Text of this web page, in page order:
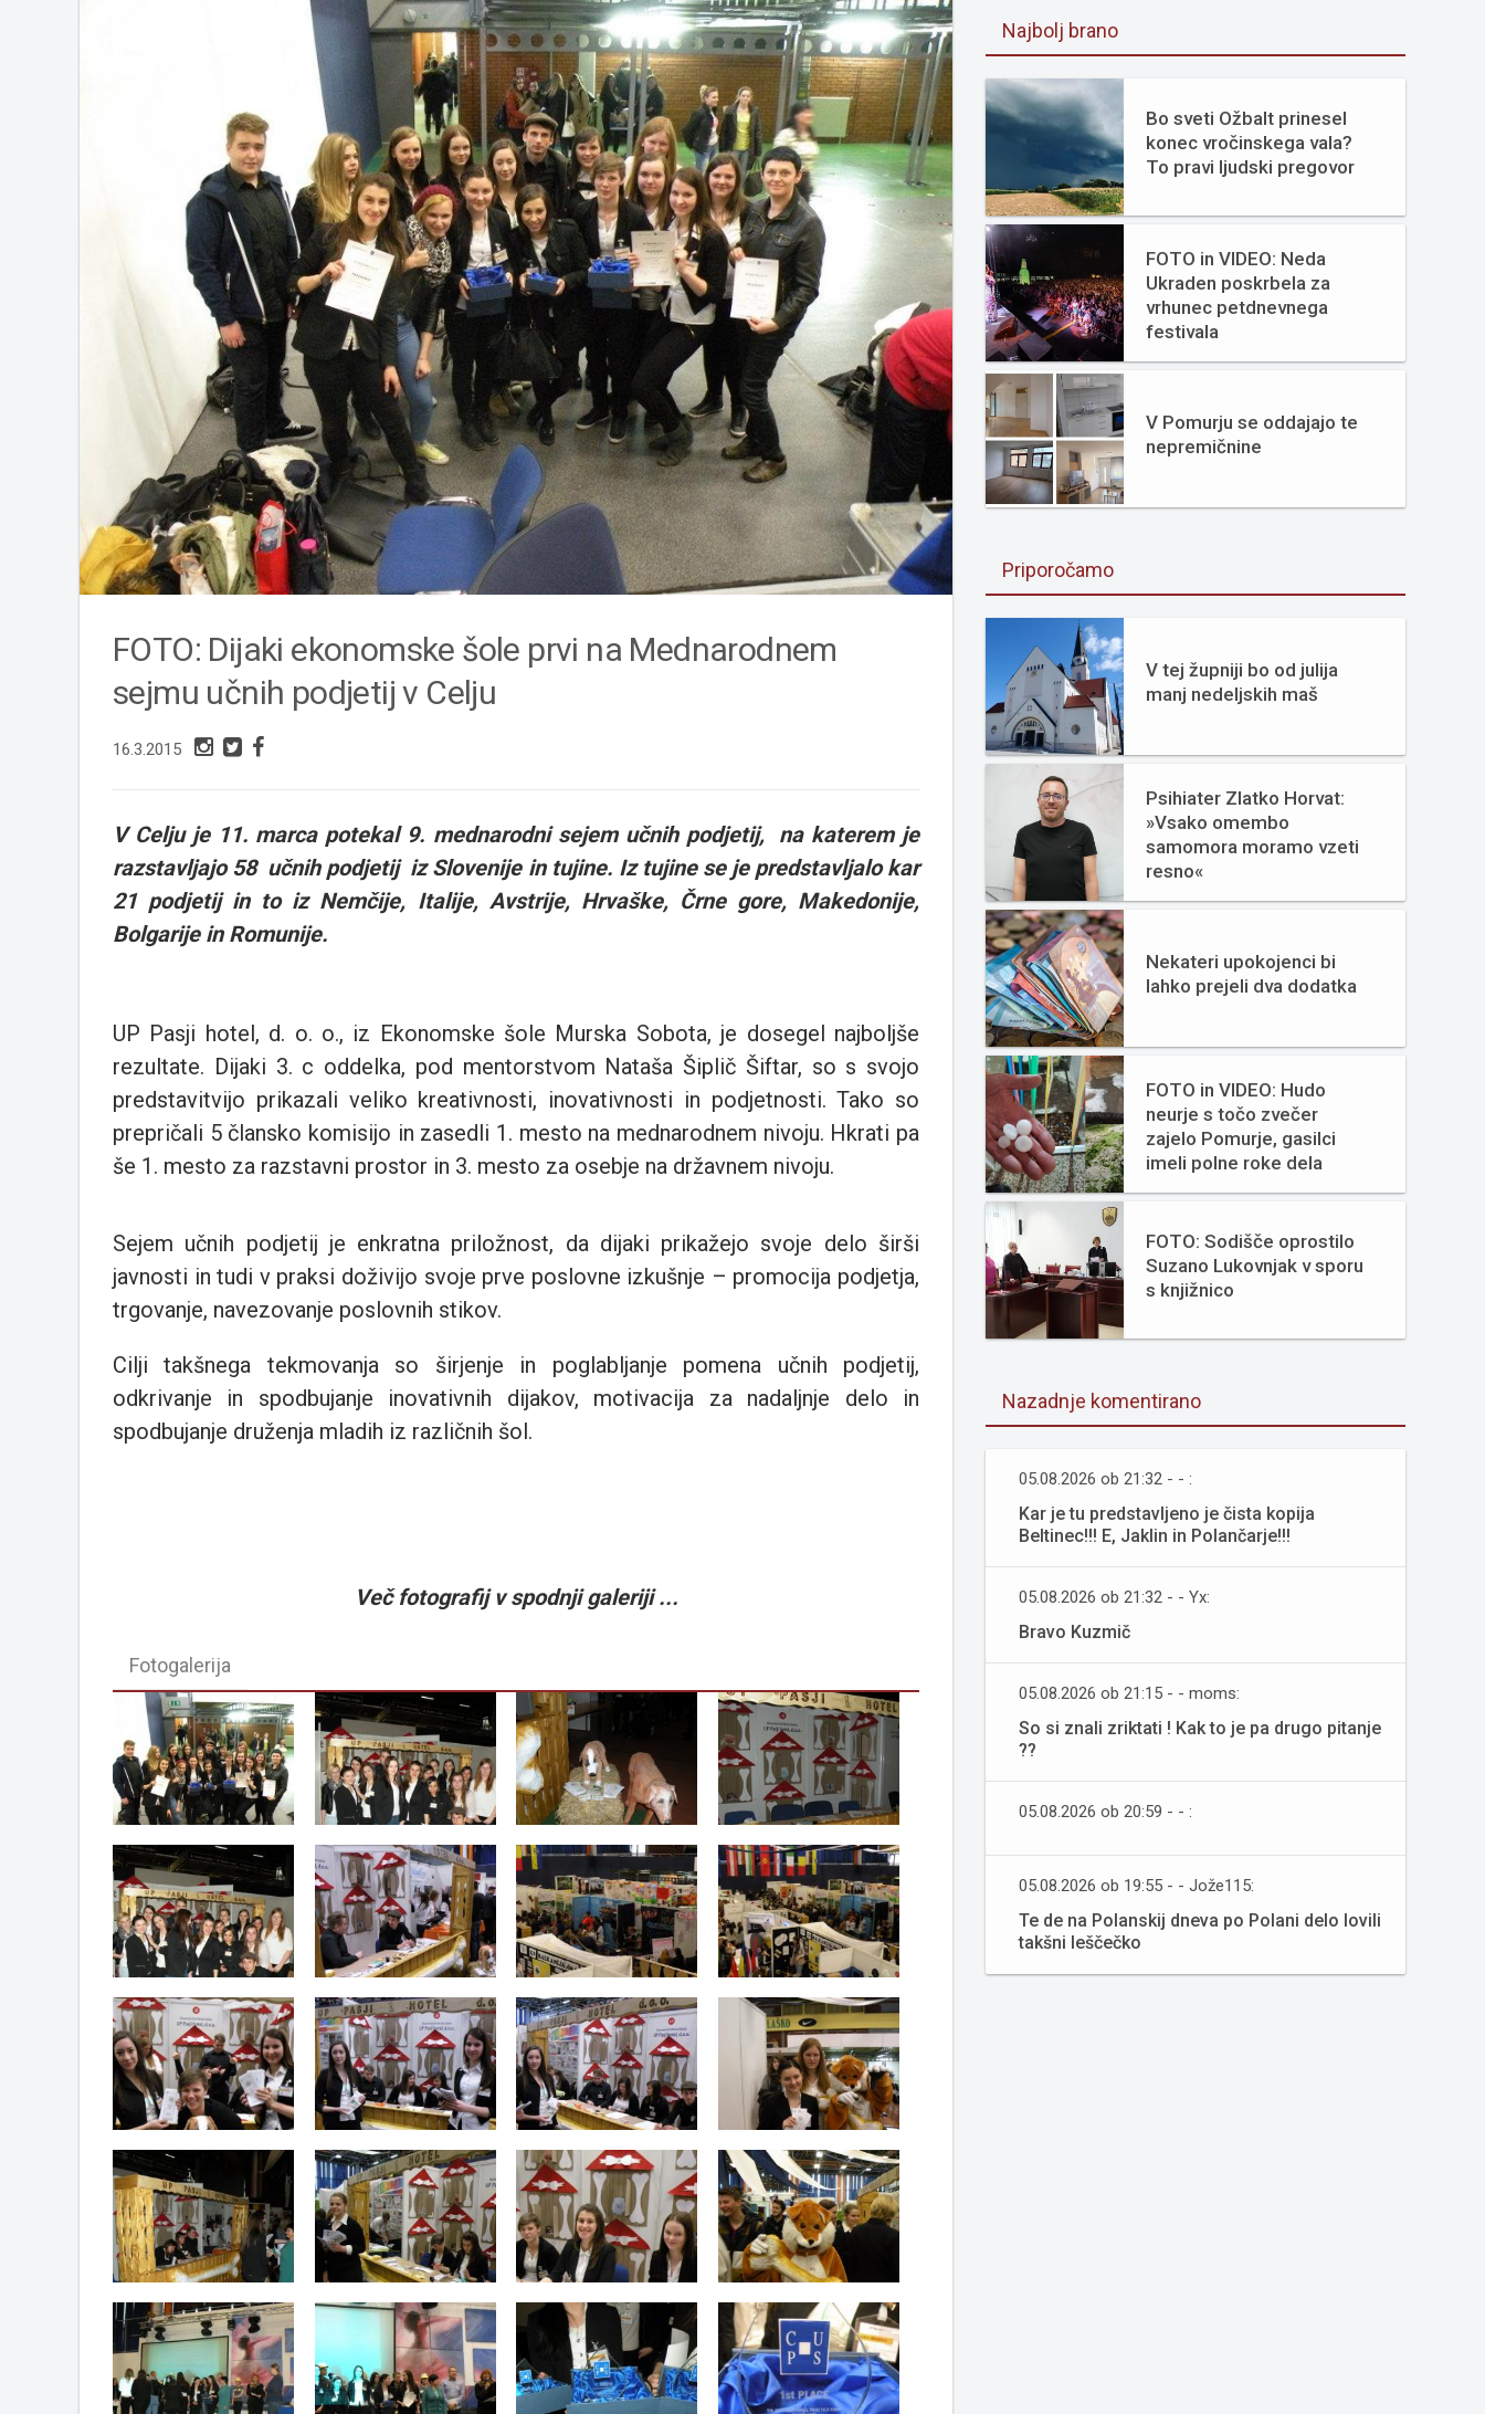
FOTO: Dijaki ekonomske šole prvi na Mednarodnem
sejmu učnih podjetij v Celju
16.3.2015
V Celju je 11. marca potekal 9. mednarodni sejem učnih podjetij, na katerem je
razstavljajo 58 učnih podjetij iz Slovenije in tujine. Iz tujine se je predstavljalo kar
21 podjetij in to iz Nemčije, Italije, Avstrije, Hrvaške, Črne gore, Makedonije,
Bolgarije in Romunije.
UP Pasji hotel, d. o. o., iz Ekonomske šole Murska Sobota, je dosegel najboljše
rezultate. Dijaki 3. c oddelka, pod mentorstvom Nataša Šiplič Šiftar, so s svojo
predstavitvijo prikazali veliko kreativnosti, inovativnosti in podjetnosti. Tako so
prepričali 5 člansko komisijo in zasedli 1. mesto na mednarodnem nivoju. Hkrati pa
še 1. mesto za razstavni prostor in 3. mesto za osebje na državnem nivoju.
Sejem učnih podjetij je enkratna priložnost, da dijaki prikažejo svoje delo širši
javnosti in tudi v praksi doživijo svoje prve poslovne izkušnje – promocija podjetja,
trgovanje, navezovanje poslovnih stikov.
Cilji takšnega tekmovanja so širjenje in poglabljanje pomena učnih podjetij,
odkrivanje in spodbujanje inovativnih dijakov, motivacija za nadaljnje delo in
spodbujanje druženja mladih iz različnih šol.
Več fotografij v spodnji galeriji ...
Fotogalerija
Najbolj brano
Bo sveti Ožbalt prinesel
konec vročinskega vala?
To pravi ljudski pregovor
FOTO in VIDEO: Neda
Ukraden poskrbela za
vrhunec petdnevnega
festivala
V Pomurju se oddajajo te
nepremičnine
Priporočamo
V tej župniji bo od julija
manj nedeljskih maš
Psihiater Zlatko Horvat:
»Vsako omembo
samomora moramo vzeti
resno«
Nekateri upokojenci bi
lahko prejeli dva dodatka
FOTO in VIDEO: Hudo
neurje s točo zvečer
zajelo Pomurje, gasilci
imeli polne roke dela
FOTO: Sodišče oprostilo
Suzano Lukovnjak v sporu
s knjižnico
Nazadnje komentirano
05.08.2026 ob 21:32 - - :
Kar je tu predstavljeno je čista kopija
Beltinec!!! E, Jaklin in Polančarje!!!
05.08.2026 ob 21:32 - - Yx:
Bravo Kuzmič
05.08.2026 ob 21:15 - - moms:
So si znali zriktati ! Kak to je pa drugo pitanje
??
05.08.2026 ob 20:59 - - :
05.08.2026 ob 19:55 - - Jože115:
Te de na Polanskij dneva po Polani delo lovili
takšni leščečko